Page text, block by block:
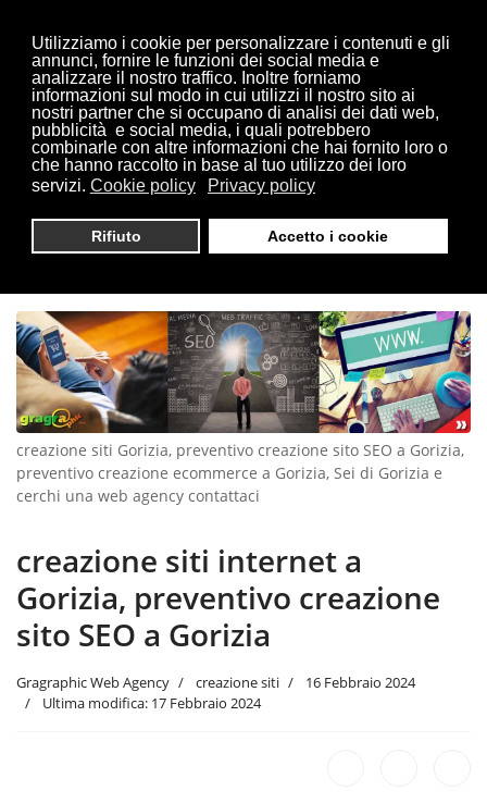
Utilizziamo i cookie per personalizzare i contenuti e gli
annunci, fornire le funzioni dei social media e
analizzare il nostro traffico. Inoltre forniamo
informazioni sul modo in cui utilizzi il nostro sito ai
nostri partner che si occupano di analisi dei dati web,
pubblicità e social media, i quali potrebbero
combinarle con altre informazioni che hai fornito loro o
che hanno raccolto in base al tuo utilizzo dei loro
servizi. Cookie policy Privacy policy
Rifiuto Accetto i cookie
Sei qui:Home Gorizia
CREAZIONE SITI GORIZIA |
TEL. 0321 1814404
creazione siti Gorizia, preventivo creazione sito SEO a Gorizia,
preventivo creazione ecommerce a Gorizia, Sei di Gorizia e
cerchi una web agency contattaci
creazione siti internet a
Gorizia, preventivo creazione
sito SEO a Gorizia
Gragraphic Web Agency creazione siti
16 Febbraio 2024
Ultima modifica: 17 Febbraio 2024